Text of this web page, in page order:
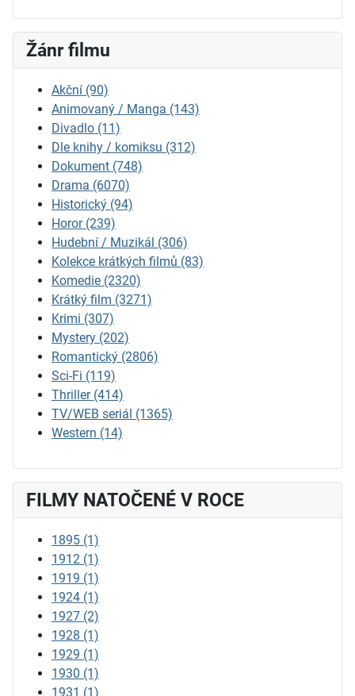
Žánr filmu
Akční (90)
Animovaný / Manga (143)
Divadlo (11)
Dle knihy / komiksu (312)
Dokument (748)
Drama (6070)
Historický (94)
Horor (239)
Hudební / Muzikál (306)
Kolekce krátkých filmů (83)
Komedie (2320)
Krátký film (3271)
Krimi (307)
Mystery (202)
Romantický (2806)
Sci-Fi (119)
Thriller (414)
TV/WEB seriál (1365)
Western (14)
FILMY NATOČENÉ V ROCE
1895 (1)
1912 (1)
1919 (1)
1924 (1)
1927 (2)
1928 (1)
1929 (1)
1930 (1)
1931 (1)